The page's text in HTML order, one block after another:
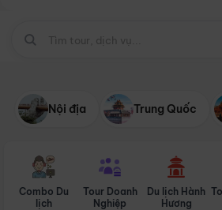
Nội địa Trung Quốc
Combo Du
lịch
Tour Doanh
Nghiệp
Du lịch Hành
Hương